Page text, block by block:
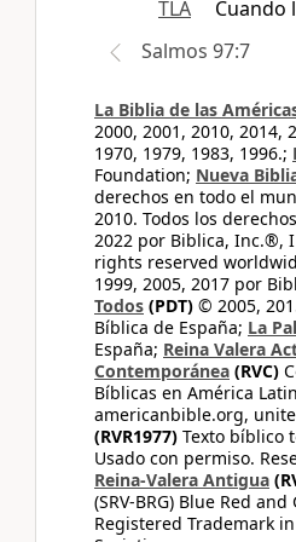
TLA
Cuando
Salmos 97:7
La Biblia de las
2000, 2001, 2010,
1970, 1979, 1983, 1996.;
Foundation; Nueva
derechos en todo el
2010. Todos los
2022 por Biblica, Inc.®,
rights reserved
1999, 2005, 2017 por
Todos (PDT) © 2005,
Bíblica de España; La
España; Reina Valera
Contemporánea (RVC)
Bíblicas en América
americanbible.org,
(RVR1977) Texto bíblico
Usado con permiso.
Reina-Valera Antigua
(SRV-BRG) Blue Red
Registered Trademark